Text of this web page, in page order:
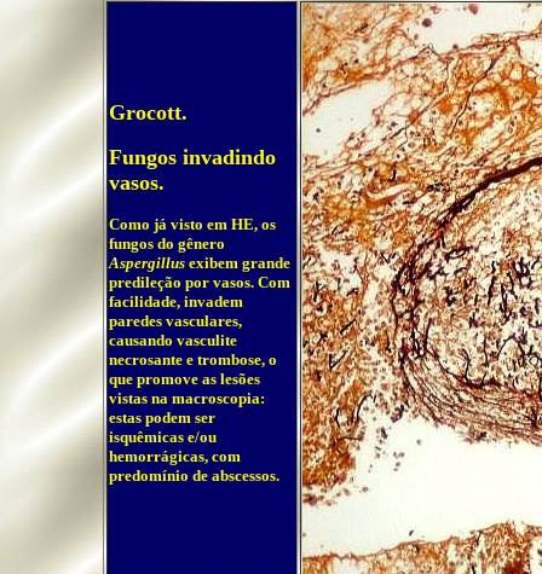
Grocott.
Fungos invadindo
vasos.
Como já visto em HE, os
fungos do gênero
Aspergillus exibem grande
predileção por vasos. Com
facilidade, invadem
paredes vasculares,
causando vasculite
necrosante e trombose, o
que promove as lesões
vistas na macroscopia:
estas podem ser
isquêmicas e/ou
hemorrágicas, com
predomínio de abscessos.